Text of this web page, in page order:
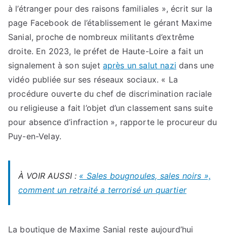
à l’étranger pour des raisons familiales », écrit sur la
page Facebook de l’établissement le gérant Maxime
Sanial, proche de nombreux militants d’extrême
droite. En 2023, le préfet de Haute-Loire a fait un
signalement à son sujet après un salut nazi dans une
vidéo publiée sur ses réseaux sociaux. « La
procédure ouverte du chef de discrimination raciale
ou religieuse a fait l’objet d’un classement sans suite
pour absence d’infraction », rapporte le procureur du
Puy-en-Velay.
À VOIR AUSSI : « Sales bougnoules, sales noirs »,
comment un retraité a terrorisé un quartier
La boutique de Maxime Sanial reste aujourd’hui